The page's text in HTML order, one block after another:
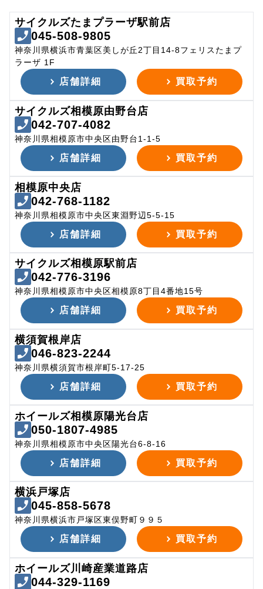
サイクルズたまプラーザ駅前店
045-508-9805
神奈川県横浜市青葉区美しが丘2丁目14-8フェリスたまプ
ラーザ 1F
店舗詳細 買取予約
サイクルズ相模原由野台店
042-707-4082
神奈川県相模原市中央区由野台1-1-5
店舗詳細 買取予約
相模原中央店
042-768-1182
神奈川県相模原市中央区東淵野辺5-5-15
店舗詳細 買取予約
サイクルズ相模原駅前店
042-776-3196
神奈川県相模原市中央区相模原8丁目4番地15号
店舗詳細 買取予約
横須賀根岸店
046-823-2244
神奈川県横須賀市根岸町5-17-25
店舗詳細 買取予約
ホイールズ相模原陽光台店
050-1807-4985
神奈川県相模原市中央区陽光台6-8-16
店舗詳細 買取予約
横浜戸塚店
045-858-5678
神奈川県横浜市戸塚区東俣野町９９５
店舗詳細 買取予約
ホイールズ川崎産業道路店
044-329-1169